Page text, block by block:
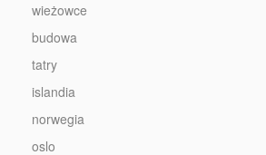
wieżowce
budowa
tatry
islandia
norwegia
oslo